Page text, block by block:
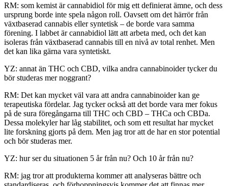
RM: som kemist är cannabidiol för mig ett definierat ämne, och dess
ursprung borde inte spela någon roll. Oavsett om det härrör från
växtbaserad cannabis eller syntetisk – de borde vara samma
förening. I labbet är cannabidiol lätt att arbeta med, och det kan
isoleras från växtbaserad cannabis till en nivå av total renhet. Men
det kan lika gärna vara syntetiskt.
YZ: annat än THC och CBD, vilka andra cannabinoider tycker du
bör studeras mer noggrant?
RM: Det kan mycket väl vara att andra cannabinoider kan ge
terapeutiska fördelar. Jag tycker också att det borde vara mer fokus
på de sura föregångarna till THC och CBD – THCa och CBDa.
Dessa molekyler har låg stabilitet, och som ett resultat har mycket
lite forskning gjorts på dem. Men jag tror att de har en stor potential
och bör studeras mer.
YZ: hur ser du situationen 5 år från nu? Och 10 år från nu?
RM: jag tror att produkterna kommer att analyseras bättre och